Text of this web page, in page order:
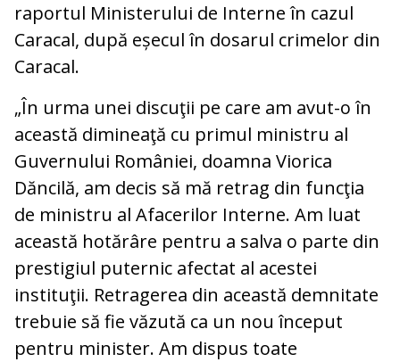
raportul Ministerului de Interne în cazul
Caracal, după eșecul în dosarul crimelor din
Caracal.
„În urma unei discuţii pe care am avut-o în
această dimineaţă cu primul ministru al
Guvernului României, doamna Viorica
Dăncilă, am decis să mă retrag din funcţia
de ministru al Afacerilor Interne. Am luat
această hotărâre pentru a salva o parte din
prestigiul puternic afectat al acestei
instituţii. Retragerea din această demnitate
trebuie să fie văzută ca un nou început
pentru minister. Am dispus toate